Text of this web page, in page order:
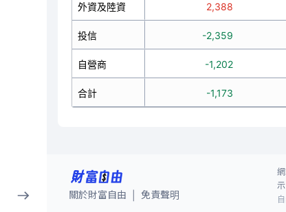
外資及陸資
投信
自營商
合計
2,302 2,388
-1,960 -2,359
-376 -1,202
-1,173
關於財富自由 免責聲明